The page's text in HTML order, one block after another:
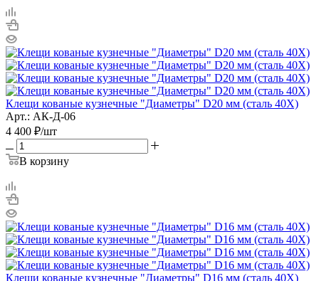
Клещи кованые кузнечные "Диаметры" D20 мм (сталь 40Х)
Арт.: АК-Д-06
4 400 ₽/шт
В корзину
Клещи кованые кузнечные "Диаметры" D16 мм (сталь 40Х)